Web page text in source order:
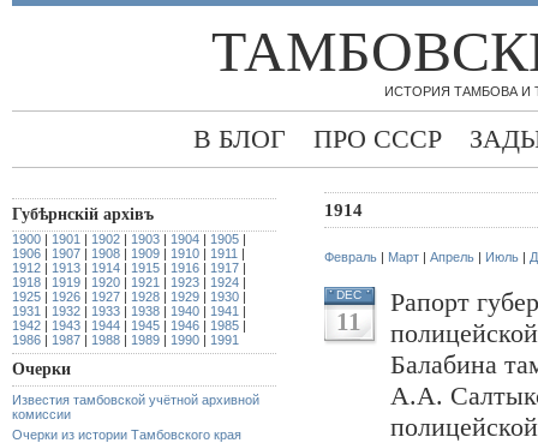
ИСТОРИЯ ТАМБОВА
В БЛОГ ПРО СССР
Губѣрнскiй архiвъ
1900 | 1901 | 1902 | 1903 | 1904 | 1905 |
1906 | 1907 | 1908 | 1909 | 1910 | 1911 |
1912 | 1913 | 1914 | 1915 | 1916 | 1917 |
1918 | 1919 | 1920 | 1921 | 1923 | 1924 |
1925 | 1926 | 1927 | 1928 | 1929 | 1930 |
1931 | 1932 | 1933 | 1938 | 1940 | 1941 |
1942 | 1943 | 1944 | 1945 | 1946 | 1985 |
1986 | 1987 | 1988 | 1989 | 1990 | 1991
Очерки
Известия тамбовской учётной архивной
комиссии
Очерки из истории Тамбовского края
1914
Февраль | Март | Апрель | Июль |
DEC
11
Рапорт
Балабина
А.А.